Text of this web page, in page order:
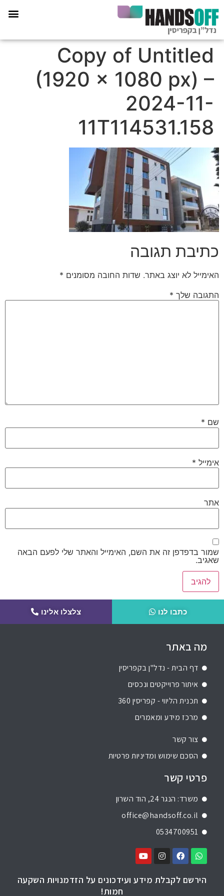
Copy of Untitled
(1920 × 1080 px) –
2024-11-
11T114531.158
כתיבת תגובה
האימייל לא יוצג באתר. שדות החובה מסומנים *
התגובה שלך *
שם *
אימייל *
אתר
שמור בדפדפן זה את השם, האימייל והאתר שלי לפעם הבאה
שאגיב.
כתבו לנו צלצלו אלינו
מה באתר
דף הבית - נדל"ן בקפריסין
איתור פרוייקטים ונכסים
תכנית הליווי - קפריסין 360
מרכז מידע ומאמרים
צור קשר
הסכם שימוש ומדיניות פרטיות
פרטי קשר
משרד: הנגר 24, הוד השרון
office@handsoff.co.il
0534700951
הירשם לקבלת מידע ועידכונים על הזדמנויות השקעה
חמות!